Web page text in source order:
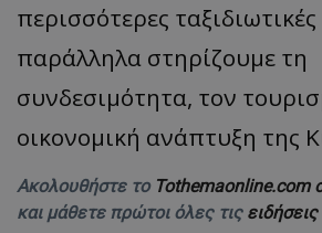
περισσότερες
παράλληλα στηρίζουμε τη
συνδεσιμότητα, τον
οικονομική ανάπτυξη της
Ακολουθήστε το Tothemaonline.com
και μάθετε πρώτοι όλες τις ειδήσεις